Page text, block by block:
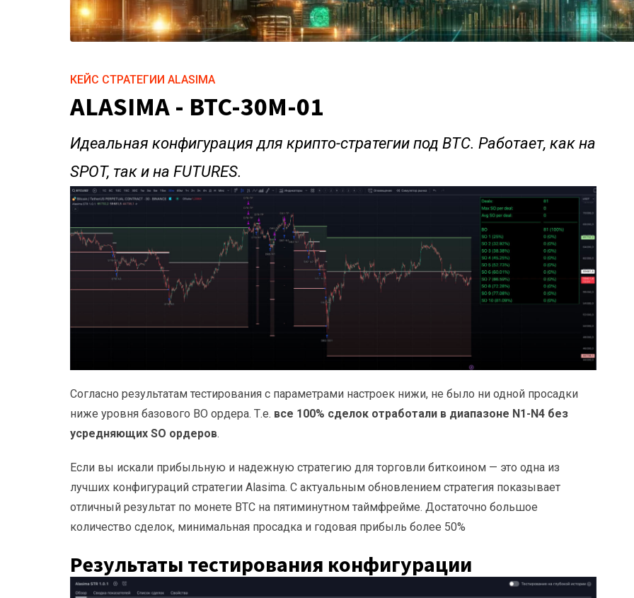
КЕЙС СТРАТЕГИИ ALASIMA
ALASIMA - BTC-30M-01
Идеальная конфигурация для крипто-стратегии под BTC. Работает, как на
SPOT, так и на FUTURES.
Согласно результатам тестирования с параметрами настроек нижи, не было ни одной просадки
ниже уровня базового BO ордера. Т.е. все 100% сделок отработали в диапазоне N1-N4 без
усредняющих SO ордеров.
Если вы искали прибыльную и надежную стратегию для торговли биткоином — это одна из
лучших конфигураций стратегии Alasima. С актуальным обновлением стратегия показывает
отличный результат по монете BTC на пятиминутном таймфрейме. Достаточно большое
количество сделок, минимальная просадка и годовая прибыль более 50%
Результаты тестирования конфигурации